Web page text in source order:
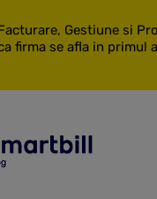
Gestiune si
firma se afla in primul